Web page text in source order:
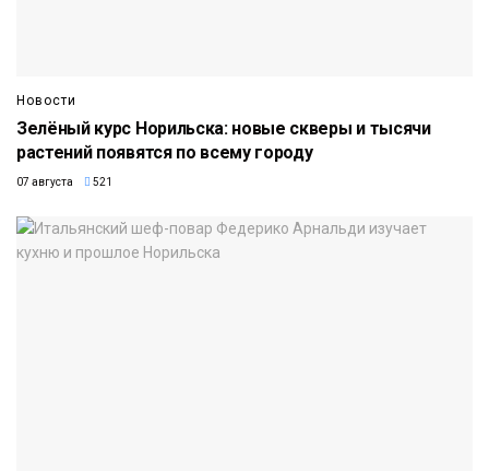
Новости
Зелёный курс Норильска: новые скверы и тысячи
растений появятся по всему городу
07 августа 521